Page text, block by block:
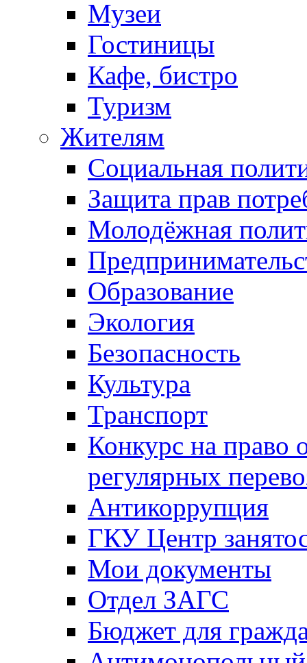
Музеи
Гостиницы
Кафе, бистро
Туризм
Жителям
Социальная
Защита прав
Молодёжная
Образование
Экология
Безопасность
Культура
Транспорт
Конкурс на право
регулярных
Антикоррупция
ГКУ Центр
Мои документы
Отдел ЗАГС
Бюджет для